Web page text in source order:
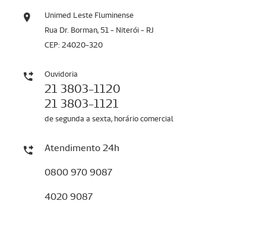
Unimed Leste Fluminense
Rua Dr. Borman, 51 - Niterói - RJ
CEP: 24020-320
Ouvidoria
21 3803-1120
21 3803-1121
de segunda a sexta, horário comercial
Atendimento 24h
0800 970 9087
4020 9087